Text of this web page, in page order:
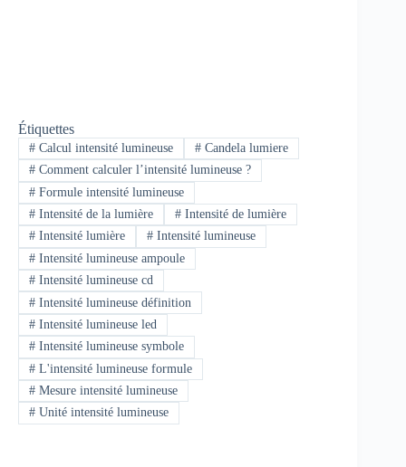
Étiquettes
#Calcul intensité lumineuse #Candela lumiere
#Comment calculer l’intensité lumineuse ?
#Formule intensité lumineuse
#Intensité de la lumière #Intensité de lumière
#Intensité lumière #Intensité lumineuse
#Intensité lumineuse ampoule
#Intensité lumineuse cd
#Intensité lumineuse définition
#Intensité lumineuse led
#Intensité lumineuse symbole
#L'intensité lumineuse formule
#Mesure intensité lumineuse
#Unité intensité lumineuse